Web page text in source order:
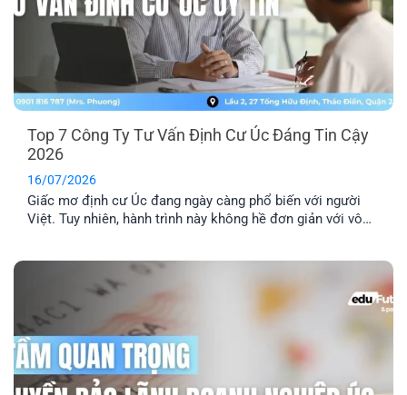
Top 7 Công Ty Tư Vấn Định Cư Úc Đáng Tin Cậy
2026
16/07/2026
Giấc mơ định cư Úc đang ngày càng phổ biến với người
Việt. Tuy nhiên, hành trình này không hề đơn giản với vô
của bạn được xử lý chính xác, nhanh chóng và hiệu quả.